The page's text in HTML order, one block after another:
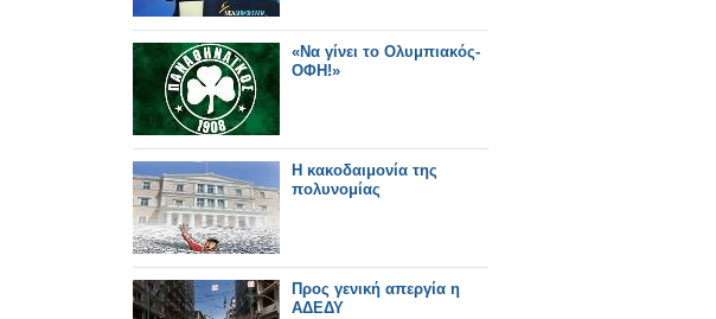
«Να γίνει το Ολυμπιακός-
ΟΦΗ!»
Η κακοδαιμονία της
πολυνομίας
Προς γενική απεργία η
ΑΔΕΔΥ